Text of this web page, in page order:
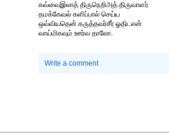
கவ்வைஇலாத் திருநெறிஅத் திருவாளர்
தமக்கேவல் களிப்பால் செய்ய
ஒவ்வியதென் கருத்தவர்சீர் ஓதிடஎன்
வாய்மிகவும் ஊர்வ தாலோ.
Write a comment